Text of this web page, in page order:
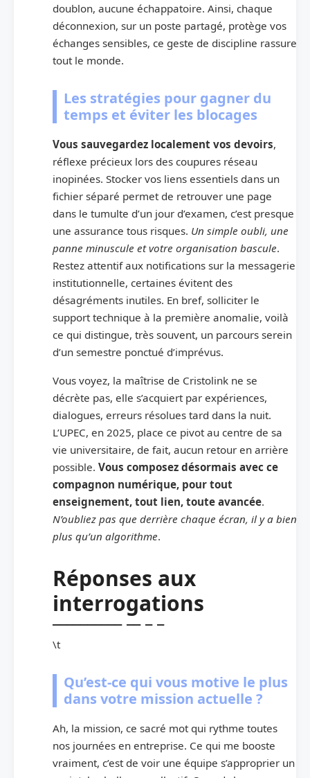
doublon, aucune échappatoire. Ainsi, chaque
déconnexion, sur un poste partagé, protège vos
échanges sensibles, ce geste de discipline rassure
tout le monde.
Les stratégies pour gagner du
temps et éviter les blocages
Vous sauvegardez localement vos devoirs,
réflexe précieux lors des coupures réseau
inopinées. Stocker vos liens essentiels dans un
fichier séparé permet de retrouver une page
dans le tumulte d’un jour d’examen, c’est presque
une assurance tous risques. Un simple oubli, une
panne minuscule et votre organisation bascule.
Restez attentif aux notifications sur la messagerie
institutionnelle, certaines évitent des
désagréments inutiles. En bref, solliciter le
support technique à la première anomalie, voilà
ce qui distingue, très souvent, un parcours serein
d’un semestre ponctué d’imprévus.
Vous voyez, la maîtrise de Cristolink ne se
décrète pas, elle s’acquiert par expériences,
dialogues, erreurs résolues tard dans la nuit.
L’UPEC, en 2025, place ce pivot au centre de sa
vie universitaire, de fait, aucun retour en arrière
possible. Vous composez désormais avec ce
compagnon numérique, pour tout
enseignement, tout lien, toute avancée.
N’oubliez pas que derrière chaque écran, il y a bien
plus qu’un algorithme.
Réponses aux
interrogations
\t
Qu’est-ce qui vous motive le plus
dans votre mission actuelle ?
Ah, la mission, ce sacré mot qui rythme toutes
nos journées en entreprise. Ce qui me booste
vraiment, c’est de voir une équipe s’approprier un